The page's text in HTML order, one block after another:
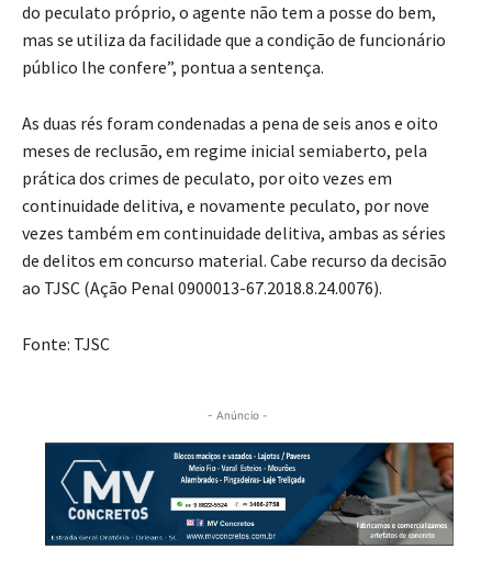
do peculato próprio, o agente não tem a posse do bem,
mas se utiliza da facilidade que a condição de funcionário
público lhe confere”, pontua a sentença.
As duas rés foram condenadas a pena de seis anos e oito
meses de reclusão, em regime inicial semiaberto, pela
prática dos crimes de peculato, por oito vezes em
continuidade delitiva, e novamente peculato, por nove
vezes também em continuidade delitiva, ambas as séries
de delitos em concurso material. Cabe recurso da decisão
ao TJSC (Ação Penal 0900013-67.2018.8.24.0076)​.​
Fonte: TJSC
- Anúncio -